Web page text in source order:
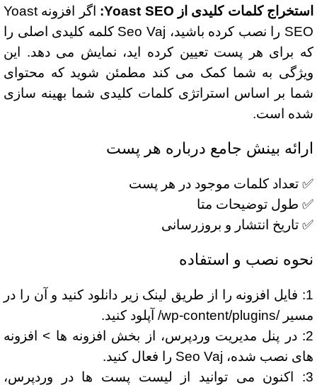
استخراج کلمات کلیدی از Yoast SEO:
اگر افزونه Yoast
SEO را نصب کرده باشید، Seo Vaj کلمه کلیدی اصلی را
که برای هر پست تعیین کرده اید، نمایش می دهد. این
ویژگی به شما کمک می کند مطمئن شوید که محتوای
شما بر اساس استراتژی کلمات کلیدی شما بهینه سازی
شده است.
ارائه بینش جامع درباره هر پست
✅ تعداد کلمات موجود در هر پست
✅ طول توضیحات متا
✅ تاریخ انتشار و بروزرسانی
نحوه نصب و استفاده
1: فایل افزونه را از طریق لینک زیر دانلود کنید و آن را در
مسیر /wp-content/plugins/ آپلود کنید.
2: در پنل مدیریت وردپرس، از بخش افزونه ها > افزونه
های نصب شده، Seo Vaj را فعال کنید.
3: اکنون می توانید از لیست پست ها در وردپرس،